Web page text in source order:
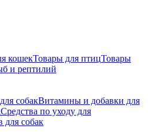
кошекТовары для птицТовары
и рептилий
собакВитамины и добавки для
Средства по уходу для
для собак